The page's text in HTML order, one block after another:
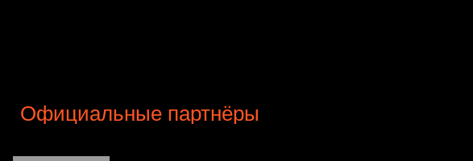
Официальные партнёры